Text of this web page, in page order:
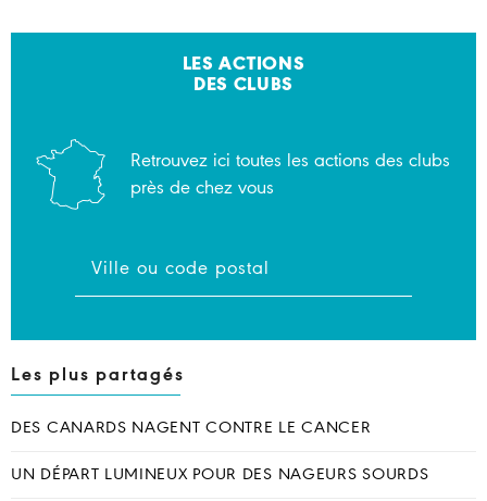
LES ACTIONS
DES CLUBS
Retrouvez ici toutes les actions des clubs
près de chez vous
Les plus partagés
DES CANARDS NAGENT CONTRE LE CANCER
UN DÉPART LUMINEUX POUR DES NAGEURS SOURDS